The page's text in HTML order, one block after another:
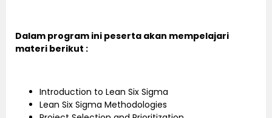
Dalam program ini peserta akan mempelajari
materi berikut :
Introduction to Lean Six Sigma
Lean Six Sigma Methodologies